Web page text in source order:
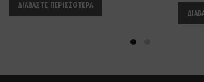
ΔΙΑΒΆΣΤΕ ΠΕΡΙΣΣΌΤΕΡΑ